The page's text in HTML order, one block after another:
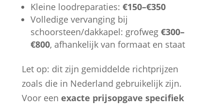
Kleine loodreparaties: €150–€350
Volledige vervanging bij
schoorsteen/dakkapel: grofweg €300–
€800, afhankelijk van formaat en staat
Let op: dit zijn gemiddelde richtprijzen
zoals die in Nederland gebruikelijk zijn.
Voor een exacte prijsopgave specifiek